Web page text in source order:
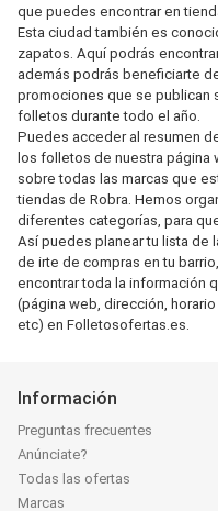
que puedes encontrar en
Esta ciudad también es
zapatos. Aquí podrás
además podrás beneficiarte
promociones que se publican
folletos durante todo el año.
Puedes acceder al resumen
los folletos de nuestra
sobre todas las marcas que
tiendas de Robra. Hemos
diferentes categorías, para
Así puedes planear tu lista de
de irte de compras en tu
encontrar toda la información
(página web, dirección,
etc) en Folletosofertas.es.
Información
Preguntas frecuentes
Anúnciate?
Todas las ofertas
Marcas